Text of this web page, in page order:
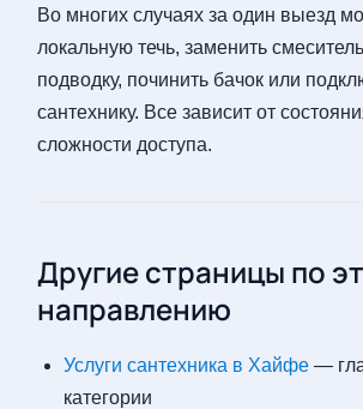
Во многих случаях за один выезд
локальную течь, заменить
подводку, починить бачок или
сантехнику. Все зависит от
сложности доступа.
Другие страницы по
направлению
Услуги сантехника в Хайфе —
категории